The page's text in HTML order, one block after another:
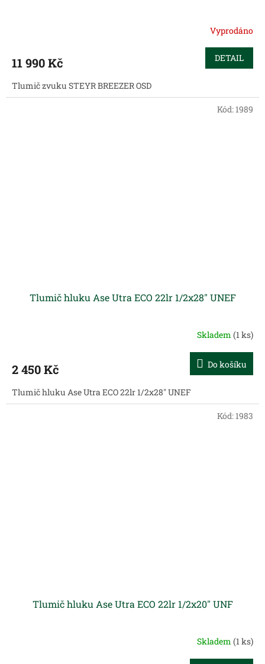
Vyprodáno
11 990 Kč DETAIL
Tlumič zvuku STEYR BREEZER OSD
Tlumič hluku Ase Utra ECO 22lr 1/2x28" UNEF
Skladem (1 ks)
2 450 Kč Do košíku
Tlumič hluku Ase Utra ECO 22lr 1/2x28" UNEF
Kód: 1989
Tlumič hluku Ase Utra ECO 22lr 1/2x20" UNF
Skladem (1 ks)
Kód: 1983